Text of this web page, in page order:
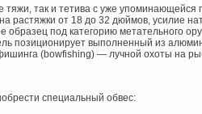
тяжи, так и тетива с уже упоминающейся
растяжки от 18 до 32 дюймов, усилие
образец под категорию метательного
позиционирует выполненный из
(bowfishing) — лучной охоты на
специальный обвес: